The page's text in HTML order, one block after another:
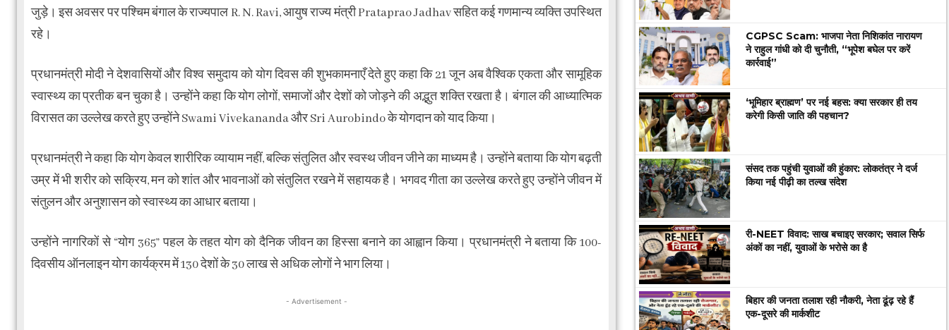
जुड़े। इस अवसर पर पश्चिम बंगाल के राज्यपाल R. N. Ravi, आयुष राज्य मंत्री Prataprao Jadhav सहित कई गणमान्य व्यक्ति उपस्थित
रहे।
प्रधानमंत्री मोदी ने देशवासियों और विश्व समुदाय को योग दिवस की शुभकामनाएँ देते हुए कहा कि 21 जून अब वैश्विक एकता और सामूहिक
स्वास्थ्य का प्रतीक बन चुका है। उन्होंने कहा कि योग लोगों, समाजों और देशों को जोड़ने की अद्भुत शक्ति रखता है। बंगाल की आध्यात्मिक
विरासत का उल्लेख करते हुए उन्होंने Swami Vivekananda और Sri Aurobindo के योगदान को याद किया।
प्रधानमंत्री ने कहा कि योग केवल शारीरिक व्यायाम नहीं, बल्कि संतुलित और स्वस्थ जीवन जीने का माध्यम है। उन्होंने बताया कि योग बढ़ती
उम्र में भी शरीर को सक्रिय, मन को शांत और भावनाओं को संतुलित रखने में सहायक है। भगवद गीता का उल्लेख करते हुए उन्होंने जीवन में
संतुलन और अनुशासन को स्वास्थ्य का आधार बताया।
उन्होंने नागरिकों से “योग 365” पहल के तहत योग को दैनिक जीवन का हिस्सा बनाने का आह्वान किया। प्रधानमंत्री ने बताया कि 100-
दिवसीय ऑनलाइन योग कार्यक्रम में 130 देशों के 30 लाख से अधिक लोगों ने भाग लिया।
- Advertisement -
CGPSC Scam: भाजपा नेता निशिकांत नारायण
ने राहुल गांधी को दी चुनौती, “भूपेश बघेल पर करें
कार्रवाई”
‘भूमिहार ब्राह्मण’ पर नई बहस: क्या सरकार ही तय
करेगी किसी जाति की पहचान?
संसद तक पहुंची युवाओं की हुंकार: लोकतंत्र ने दर्ज
किया नई पीढ़ी का तल्ख संदेश
री-NEET विवाद: साख बचाइए सरकार; सवाल सिर्फ
अंकों का नहीं, युवाओं के भरोसे का है
बिहार की जनता तलाश रही नौकरी, नेता ढूंढ़ रहे हैं
एक-दूसरे की मार्कशीट